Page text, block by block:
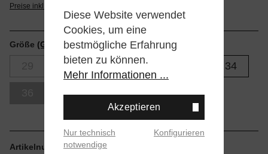
Preise inkl. MwSt. zzgl. Versandkosten
Größe (Größentabellen)
30 31 32 34
Artikelnummer:142010077FBL.36
Diese Website verwendet
Cookies, um eine
bestmögliche Erfahrung
bieten zu können.
Mehr Informationen ...
Akzeptieren
Nur technisch
notwendige
Konfigurieren